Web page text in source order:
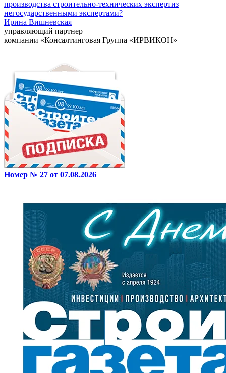
производства строительно-технических экспертиз
негосударственными экспертами?
Ирина Вишневская
управляющий партнер
компании «Консалтинговая Группа «ИРВИКОН»
Номер № 27 от 07.08.2026